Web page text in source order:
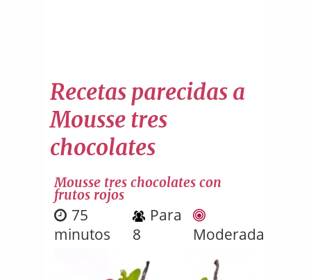
Recetas parecidas a
Mousse tres
chocolates
Mousse tres chocolates con
frutos rojos
75
minutos
Para
8
Moderada